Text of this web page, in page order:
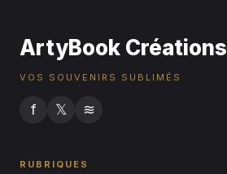
ArtyBook Créations
VOS SOUVENIRS SUBLIMÉS
f 𝕏 ≋
RUBRIQUES